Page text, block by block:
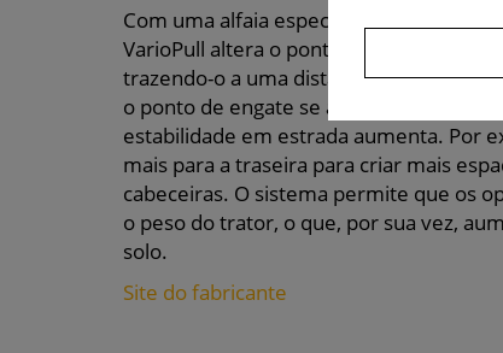
Com uma alfaia específica engatada, a
VarioPull altera o ponto de engate da
trazendo-o a uma distância flexível de
o ponto de engate se aproxima do eixo
estabilidade em estrada aumenta. Por
mais para a traseira para criar mais
cabeceiras. O sistema permite que os
o peso do trator, o que, por sua vez,
solo.
Site do fabricante